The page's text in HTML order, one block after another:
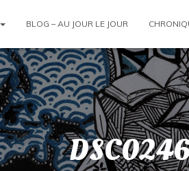
BLOG – AU JOUR LE JOUR